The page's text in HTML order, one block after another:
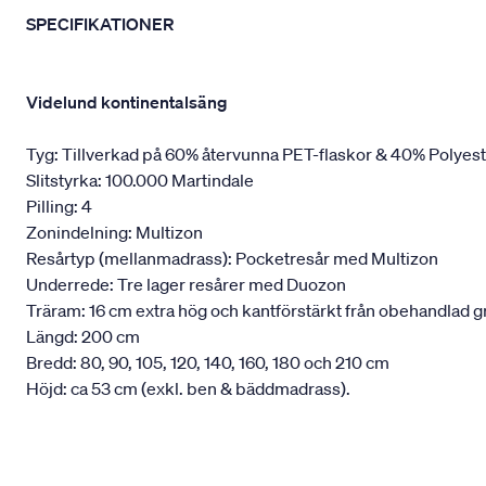
SPECIFIKATIONER
Videlund kontinentalsäng
Tyg: Tillverkad på 60% återvunna PET-flaskor & 40%
Slitstyrka: 100.000 Martindale
Pilling: 4
Zonindelning: Multizon
Resårtyp (mellanmadrass): Pocketresår med Multizon
Underrede: Tre lager resårer med Duozon
Träram: 16 cm extra hög och kantförstärkt från obehandlad
Längd: 200 cm
Bredd: 80, 90, 105, 120, 140, 160, 180 och 210 cm
Höjd: ca 53 cm (exkl. ben & bäddmadrass).